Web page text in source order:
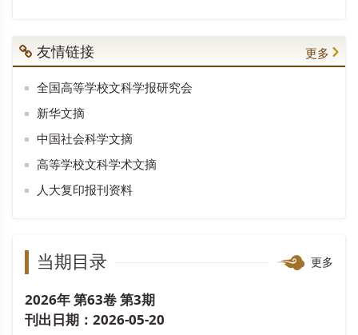
友情链接 更多
全国高等学校文科学报研究会
新华文摘
中国社会科学文摘
高等学校文科学术文摘
人大复印报刊资料
当期目录 更多
2026年 第63卷 第3期
刊出日期：2026-05-20